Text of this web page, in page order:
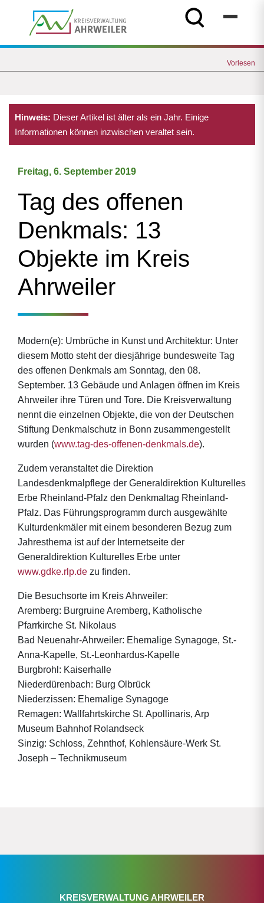
Vorlesen
Hinweis: Dieser Artikel ist älter als ein Jahr. Einige
Informationen können inzwischen veraltet sein.
Freitag, 6. September 2019
Tag des offenen
Denkmals: 13
Objekte im Kreis
Ahrweiler
Modern(e): Umbrüche in Kunst und Architektur: Unter
diesem Motto steht der diesjährige bundesweite Tag
des offenen Denkmals am Sonntag, den 08.
September. 13 Gebäude und Anlagen öffnen im Kreis
Ahrweiler ihre Türen und Tore. Die Kreisverwaltung
nennt die einzelnen Objekte, die von der Deutschen
Stiftung Denkmalschutz in Bonn zusammengestellt
wurden (www.tag-des-offenen-denkmals.de).
Zudem veranstaltet die Direktion
Landesdenkmalpflege der Generaldirektion Kulturelles
Erbe Rheinland-Pfalz den Denkmaltag Rheinland-
Pfalz. Das Führungsprogramm durch ausgewählte
Kulturdenkmäler mit einem besonderen Bezug zum
Jahresthema ist auf der Internetseite der
Generaldirektion Kulturelles Erbe unter
www.gdke.rlp.de zu finden.
Die Besuchsorte im Kreis Ahrweiler:
Aremberg: Burgruine Aremberg, Katholische
Pfarrkirche St. Nikolaus
Bad Neuenahr-Ahrweiler: Ehemalige Synagoge, St.-
Anna-Kapelle, St.-Leonhardus-Kapelle
Burgbrohl: Kaiserhalle
Niederdürenbach: Burg Olbrück
Niederzissen: Ehemalige Synagoge
Remagen: Wallfahrtskirche St. Apollinaris, Arp
Museum Bahnhof Rolandseck
Sinzig: Schloss, Zehnthof, Kohlensäure-Werk St.
Joseph – Technikmuseum
KREISVERWALTUNG AHRWEILER